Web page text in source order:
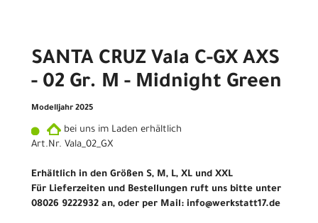
SANTA CRUZ Vala C-GX AXS
- 02 Gr. M - Midnight Green
Modelljahr 2025
bei uns im Laden erhältlich
Art.Nr. Vala_02_GX
Erhältlich in den Größen S, M, L, XL und XXL
Für Lieferzeiten und Bestellungen ruft uns bitte unter
08026 9222932 an, oder per Mail: info@werkstatt17.de